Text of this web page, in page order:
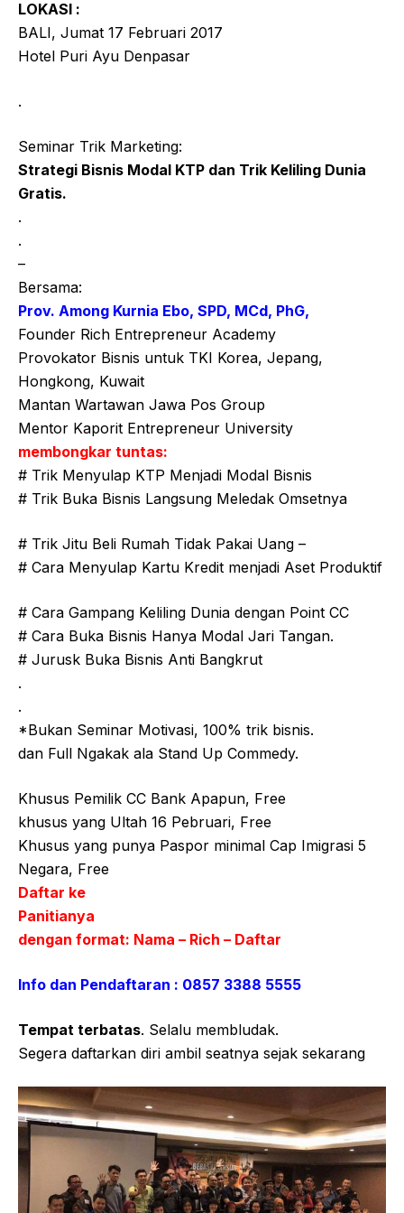
LOKASI :
BALI, Jumat 17 Februari 2017
Hotel Puri Ayu Denpasar
.
Seminar Trik Marketing:
Strategi Bisnis Modal KTP dan Trik Keliling Dunia
Gratis.
.
.
–
Bersama:
Prov. Among Kurnia Ebo, SPD, MCd, PhG,
Founder Rich Entrepreneur Academy
Provokator Bisnis untuk TKI Korea, Jepang,
Hongkong, Kuwait
Mantan Wartawan Jawa Pos Group
Mentor Kaporit Entrepreneur University
membongkar tuntas:
# Trik Menyulap KTP Menjadi Modal Bisnis
# Trik Buka Bisnis Langsung Meledak Omsetnya
# Trik Jitu Beli Rumah Tidak Pakai Uang –
# Cara Menyulap Kartu Kredit menjadi Aset Produktif
# Cara Gampang Keliling Dunia dengan Point CC
# Cara Buka Bisnis Hanya Modal Jari Tangan.
# Jurusk Buka Bisnis Anti Bangkrut
.
.
*Bukan Seminar Motivasi, 100% trik bisnis.
dan Full Ngakak ala Stand Up Commedy.
Khusus Pemilik CC Bank Apapun, Free
khusus yang Ultah 16 Pebruari, Free
Khusus yang punya Paspor minimal Cap Imigrasi 5
Negara, Free
Daftar ke
Panitianya
dengan format: Nama – Rich – Daftar
Info dan Pendaftaran : 0857 3388 5555
Tempat terbatas. Selalu membludak.
Segera daftarkan diri ambil seatnya sejak sekarang